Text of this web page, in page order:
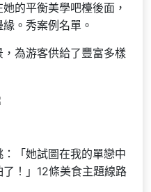
的平衡美學吧檯後面，
。秀案例名單。
為游客供給了豐富多樣
「她試圖在我的單戀中
！」12條美食主題線路